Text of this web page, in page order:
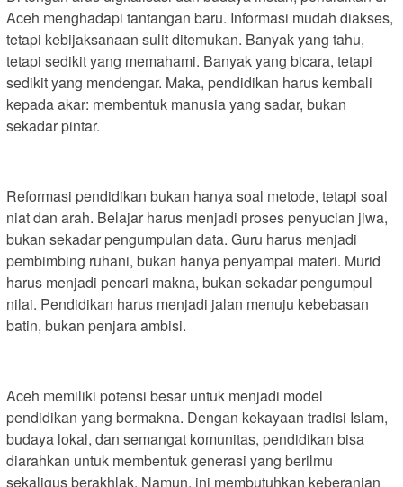
Aceh menghadapi tantangan baru. Informasi mudah diakses,
tetapi kebijaksanaan sulit ditemukan. Banyak yang tahu,
tetapi sedikit yang memahami. Banyak yang bicara, tetapi
sedikit yang mendengar. Maka, pendidikan harus kembali
kepada akar: membentuk manusia yang sadar, bukan
sekadar pintar.
Reformasi pendidikan bukan hanya soal metode, tetapi soal
niat dan arah. Belajar harus menjadi proses penyucian jiwa,
bukan sekadar pengumpulan data. Guru harus menjadi
pembimbing ruhani, bukan hanya penyampai materi. Murid
harus menjadi pencari makna, bukan sekadar pengumpul
nilai. Pendidikan harus menjadi jalan menuju kebebasan
batin, bukan penjara ambisi.
Aceh memiliki potensi besar untuk menjadi model
pendidikan yang bermakna. Dengan kekayaan tradisi Islam,
budaya lokal, dan semangat komunitas, pendidikan bisa
diarahkan untuk membentuk generasi yang berilmu
sekaligus berakhlak. Namun, ini membutuhkan keberanian